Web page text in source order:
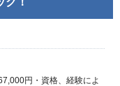
円・資格、経験によ